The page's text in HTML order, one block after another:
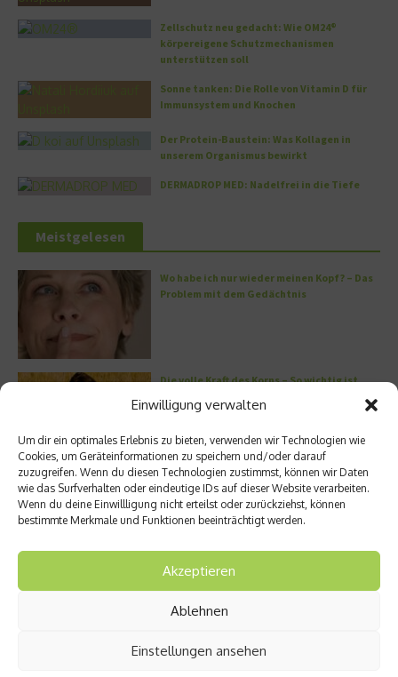
Einwilligung verwalten
Um dir ein optimales Erlebnis zu bieten, verwenden wir Technologien wie
Cookies, um Geräteinformationen zu speichern und/oder darauf
zuzugreifen. Wenn du diesen Technologien zustimmst, können wir Daten
wie das Surfverhalten oder eindeutige IDs auf dieser Website verarbeiten.
Wenn du deine Einwillligung nicht erteilst oder zurückziehst, können
bestimmte Merkmale und Funktionen beeinträchtigt werden.
Akzeptieren
Ablehnen
Einstellungen ansehen
Zellschutz neu gedacht: Wie OM24®
körpereigene Schutzmechanismen
unterstützen soll
Sonne tanken: Die Rolle von Vitamin D für
Immunsystem und Knochen
Der Protein-Baustein: Was Kollagen in
unserem Organismus bewirkt
DERMADROP MED: Nadelfrei in die Tiefe
Meistgelesen
Wo habe ich nur wieder meinen Kopf? – Das
Problem mit dem Gedächtnis
Die volle Kraft des Korns – So wichtig ist
Entzündung der Nebenhöhlen: Symptome
und verschiedene Formen